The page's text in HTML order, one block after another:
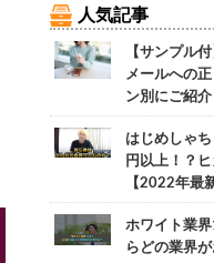
人気記事
【サンプル
メールへの
ン別にご紹介
はじめしゃ
円以上！？
【2022年最
ホワイト業
らどの業界